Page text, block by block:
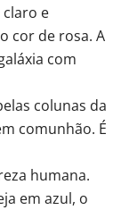
e
cor de rosa. A
com
colunas da
comunhão. É
humana.
em azul, o